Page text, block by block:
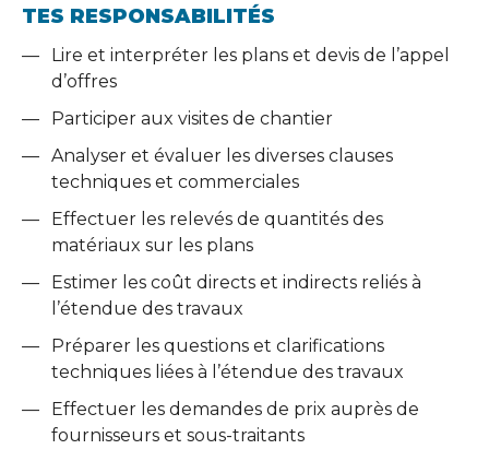
TES RESPONSABILITÉS
Lire et interpréter les plans et devis de l’appel
d’offres
Participer aux visites de chantier
Analyser et évaluer les diverses clauses
techniques et commerciales
Effectuer les relevés de quantités des
matériaux sur les plans
Estimer les coût directs et indirects reliés à
l’étendue des travaux
Préparer les questions et clarifications
techniques liées à l’étendue des travaux
Effectuer les demandes de prix auprès de
fournisseurs et sous-traitants